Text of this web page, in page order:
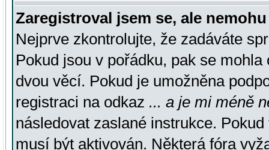
Zaregistroval jsem se, ale
Nejprve zkontrolujte, že zadáváte
Pokud jsou v pořádku, pak se
dvou věcí. Pokud je umožněna
registraci na odkaz ... a je mi méně
následovat zaslané instrukce.
musí být aktivován. Některá fóra